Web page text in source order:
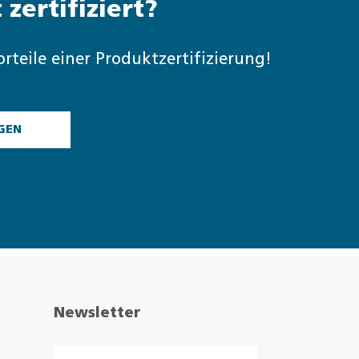
zertifiziert?
einer Produktzertifizierung!
Newsletter